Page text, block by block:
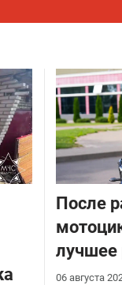
После
лучшее
06 августа